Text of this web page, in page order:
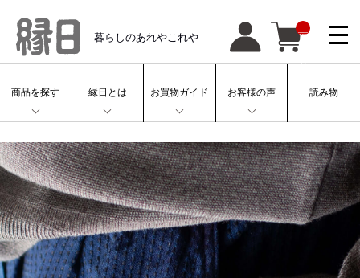
暮らしのあれやこれや
IT
M
C
商品を探す 縁日とは お買物ガイド お客様の声 読み物